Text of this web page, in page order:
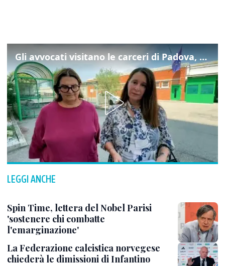
Gli avvocati visitano le carceri di Padova, ecco cosa hanno trovato
LEGGI ANCHE
Spin Time, lettera del Nobel Parisi
'sostenere chi combatte
l'emarginazione'
La Federazione calcistica norvegese
chiederà le dimissioni di Infantino